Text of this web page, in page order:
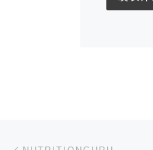
文章导航